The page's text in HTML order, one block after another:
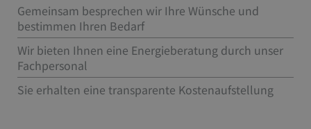
Gemeinsam besprechen wir Ihre Wünsche und
bestimmen Ihren Bedarf
Wir bieten Ihnen eine Energieberatung durch unser
Fachpersonal
Sie erhalten eine transparente Kostenaufstellung